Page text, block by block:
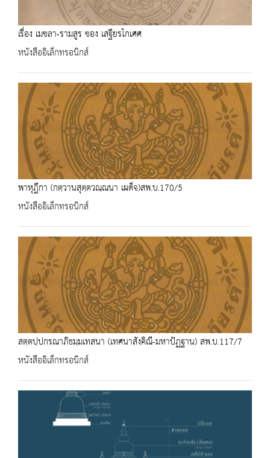
เรื่อง เมขลา-รามสูร ของ เสฐียรโกเศศ
หนังสืออิเล็กทรอนิกส์
พาหุฎีกา (กตฺวานสุตฺตวณฺณนา เผด็จ)สพ.บ.170/5
หนังสืออิเล็กทรอนิกส์
สตฺตปฺปกรณาภิธมฺมเทสนา (เทศนาสังคิณี-มหาปัฏฐาน) สพ.บ.117/7
หนังสืออิเล็กทรอนิกส์